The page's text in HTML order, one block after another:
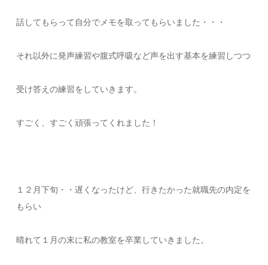
話してもらって自分でメモを取ってもらいました・・・
それ以外に発声練習や腹式呼吸など声を出す基本を練習しつつ
受け答えの練習をしていきます。
すごく、すごく頑張ってくれました！
１２月下旬・・遅くなったけど、行きたかった就職先の内定を
もらい
晴れて１月の末に私の教室を卒業していきました。